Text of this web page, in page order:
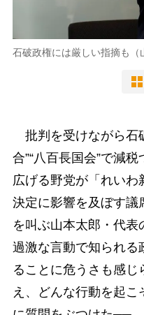
石破政権には厳しい指摘も（
批判を受けながら石
合”“八百長国会”で減
広げる野党が「れいわ
決定に影響を及ぼす議
を叫ぶ山本太郎・代表
過激な言動で知られる
ることに危うさも感
え、どんな行動を起こ